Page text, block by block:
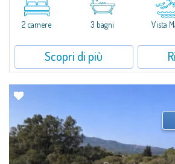
​Esclusivo appartamento fronte mare su due
Porto Cervo.All’interno de Il Sestante, prestigioso
immerso in un curato parco condominiale, questa
2 camere 3 bagni Vista
Scopri di più